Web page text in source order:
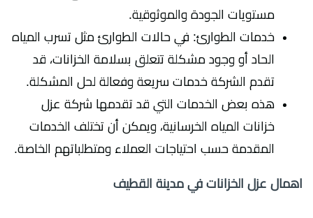
مستويات الجودة والموثوقية.
خدمات الطوارئ: في حالات الطوارئ مثل تسرب المياه
الحاد أو وجود مشكلة تتعلق بسلامة الخزانات، قد
تقدم الشركة خدمات سريعة وفعالة لحل المشكلة.
هذه بعض الخدمات التي قد تقدمها شركة عزل
خزانات المياه الخرسانية، ويمكن أن تختلف الخدمات
المقدمة حسب احتياجات العملاء ومتطلباتهم الخاصة.
اهمال عزل الخزانات في مدينة القطيف